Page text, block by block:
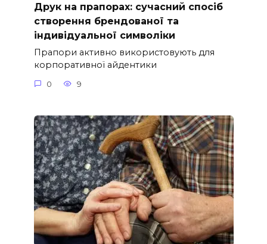
Друк на прапорах: сучасний спосіб
створення брендованої та
індивідуальної символіки
Прапори активно використовують для
корпоративної айдентики
0 9